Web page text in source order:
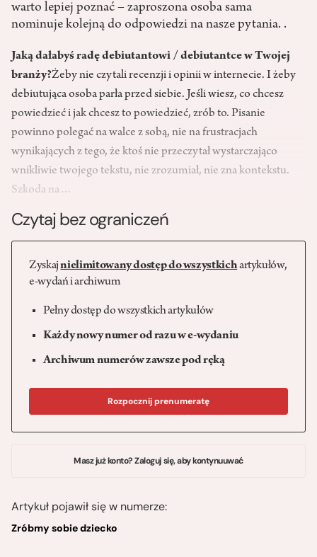
warto lepiej poznać – zaproszona osoba sama
nominuje kolejną do odpowiedzi na nasze pytania. .
Jaką dałabyś radę debiutantowi / debiutantce w Twojej
branży?Żeby nie czytali recenzji i opinii w internecie. I żeby
debiutująca osoba parła przed siebie. Jeśli wiesz, co chcesz
powiedzieć i jak chcesz to powiedzieć, zrób to. Pisanie
powinno polegać na walce z sobą, nie na frustracjach
wynikających z tego, że ktoś nie przeczytał wystarczająco
wnikliwie twojego tekstu, nie zrozumiał, nie zna kontekstu.
Szkoda na…
Czytaj bez ograniczeń
Zyskajnielimitowany dostęp do wszystkichartykułów,
e-wydań i archiwum
Pełny dostęp do wszystkich artykułów
Każdy nowy numer od razu w e-wydaniu
Archiwum numerów zawsze pod ręką
Rozpocznij prenumeratę
Masz już konto? Zaloguj się, aby kontynuuwać
Artykuł pojawił się w numerze:
Zróbmy sobie dziecko